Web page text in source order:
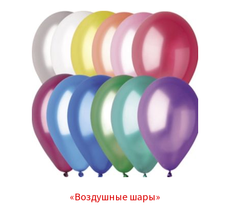
«Воздушные шары»